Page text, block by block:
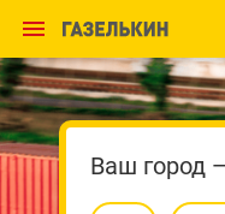

Ваш город